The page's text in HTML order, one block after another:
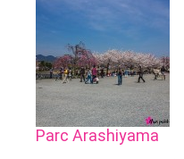
Parc Arashiyama